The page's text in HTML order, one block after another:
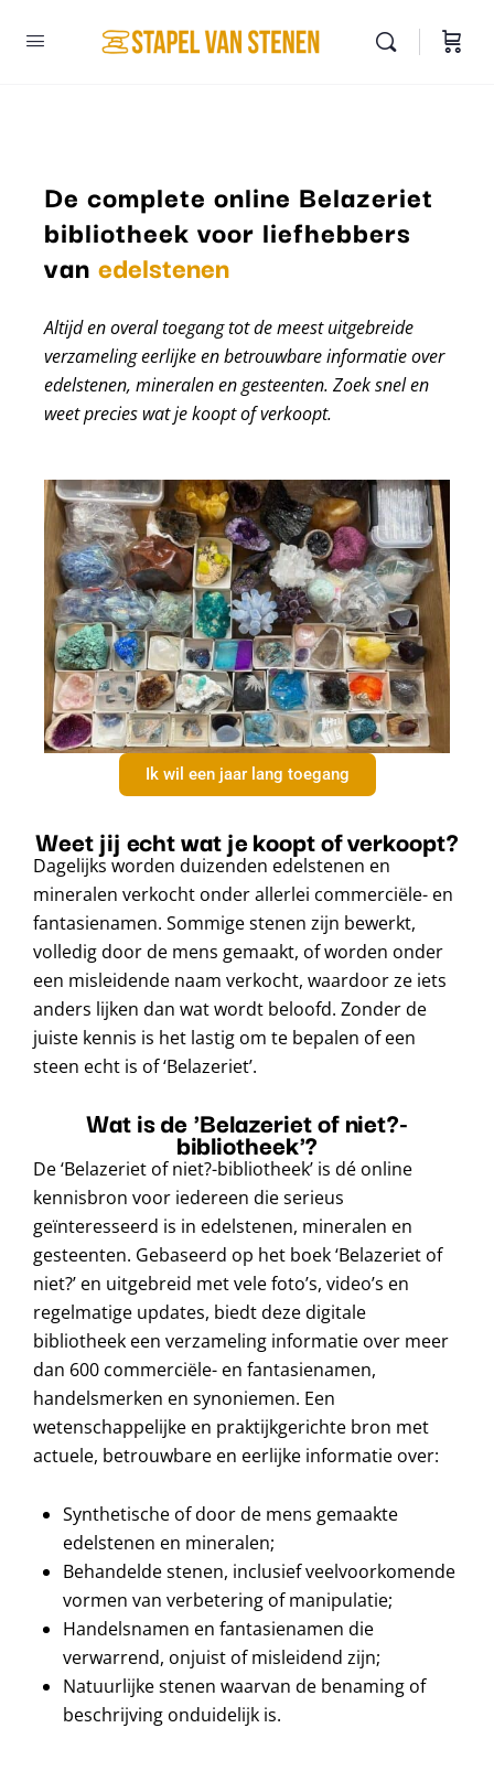
De complete online Belazeriet
bibliotheek voor liefhebbers
van edelstenen
mineralen
Altijd en overal toegang tot de meest uitgebreide
verzameling eerlijke en betrouwbare informatie over
edelstenen, mineralen en gesteenten. Zoek snel en
weet precies wat je koopt of verkoopt.
Ik wil een jaar lang toegang
Weet jij echt wat je koopt of verkoopt?
Dagelijks worden duizenden edelstenen en
mineralen verkocht onder allerlei commerciële- en
fantasienamen. Sommige stenen zijn bewerkt,
volledig door de mens gemaakt, of worden onder
een misleidende naam verkocht, waardoor ze iets
anders lijken dan wat wordt beloofd. Zonder de
juiste kennis is het lastig om te bepalen of een
steen echt is of ‘Belazeriet’.
Wat is de 'Belazeriet of niet?-
bibliotheek'?
De ‘Belazeriet of niet?-bibliotheek’ is dé online
kennisbron voor iedereen die serieus
geïnteresseerd is in edelstenen, mineralen en
gesteenten. Gebaseerd op het boek ‘Belazeriet of
niet?’ en uitgebreid met vele foto’s, video’s en
regelmatige updates, biedt deze digitale
bibliotheek een verzameling informatie over meer
dan 600 commerciële- en fantasienamen,
handelsmerken en synoniemen. Een
wetenschappelijke en praktijkgerichte bron met
actuele, betrouwbare en eerlijke informatie over:
Synthetische of door de mens gemaakte
edelstenen en mineralen;
Behandelde stenen, inclusief veelvoorkomende
vormen van verbetering of manipulatie;
Handelsnamen en fantasienamen die
verwarrend, onjuist of misleidend zijn;
Natuurlijke stenen waarvan de benaming of
beschrijving onduidelijk is.